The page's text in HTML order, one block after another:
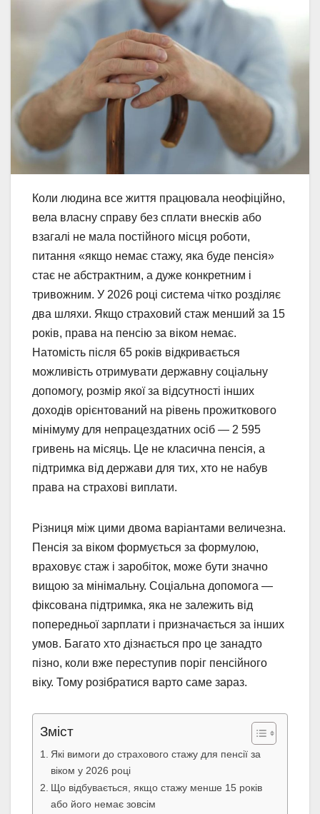
Коли людина все життя працювала неофіційно,
вела власну справу без сплати внесків або
взагалі не мала постійного місця роботи,
питання «якщо немає стажу, яка буде пенсія»
стає не абстрактним, а дуже конкретним і
тривожним. У 2026 році система чітко розділяє
два шляхи. Якщо страховий стаж менший за 15
років, права на пенсію за віком немає.
Натомість після 65 років відкривається
можливість отримувати державну соціальну
допомогу, розмір якої за відсутності інших
доходів орієнтований на рівень прожиткового
мінімуму для непрацездатних осіб — 2 595
гривень на місяць. Це не класична пенсія, а
підтримка від держави для тих, хто не набув
права на страхові виплати.
Різниця між цими двома варіантами величезна.
Пенсія за віком формується за формулою,
враховує стаж і заробіток, може бути значно
вищою за мінімальну. Соціальна допомога —
фіксована підтримка, яка не залежить від
попередньої зарплати і призначається за інших
умов. Багато хто дізнається про це занадто
пізно, коли вже переступив поріг пенсійного
віку. Тому розібратися варто саме зараз.
Зміст
Які вимоги до страхового стажу для пенсії за
віком у 2026 році
Що відбувається, якщо стажу менше 15 років
або його немає зовсім